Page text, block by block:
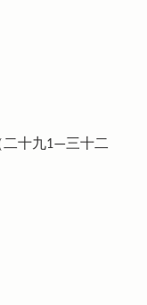
二十九1—三十二